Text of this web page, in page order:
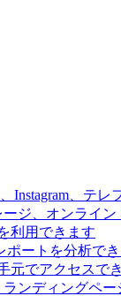
Instagram、テ
ジ、オンライ
利用できます
ポートを分析で
元でアクセスで
ンディングペ